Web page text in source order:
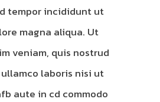
tempor incididunt ut
magna aliqua. Ut
veniam, quis nostrud
laboris nisi ut
aute in cd commodo